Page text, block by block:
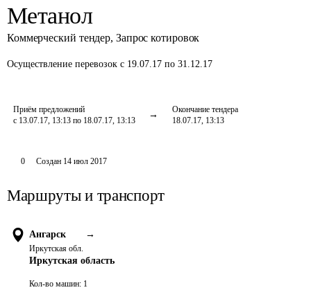
Метанол
Коммерческий тендер, Запрос котировок
Осуществление перевозок с 19.07.17 по 31.12.17
Приём предложений
с 13.07.17, 13:13 по 18.07.17, 13:13
Окончание тендера
18.07.17, 13:13
0 Создан 14 июл 2017
Маршруты и транспорт
Ангарск →
Иркутская обл.
Иркутская область
Кол-во машин: 1